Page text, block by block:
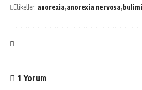
Etiketler: anorexia anorexia nervosa
1 Yorum